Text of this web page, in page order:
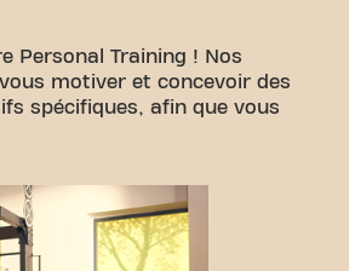
Personal Training ! Nos
motiver et concevoir des
spécifiques, afin que vous